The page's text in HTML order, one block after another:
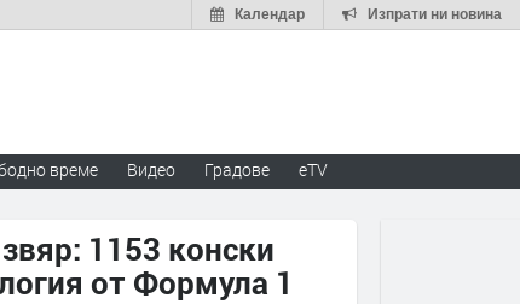
Изпрати ни новина
Календар
време Видео Градове eTV
1153 конски
от Формула 1